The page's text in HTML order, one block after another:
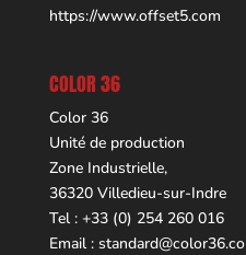
https://www.offset5.com
COLOR 36
Color 36
Unité de production
Zone Industrielle,
36320 Villedieu-sur-Indre
Tel : +33 (0) 254 260 016
Email :